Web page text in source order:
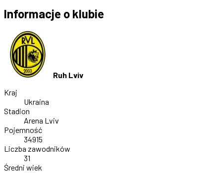
Informacje o klubie
Ruh Lviv
Kraj
Ukraina
Stadion
Arena Lviv
Pojemność
34915
Liczba zawodników
31
Średni wiek